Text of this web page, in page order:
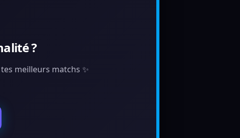
?
meilleurs matchs ✨